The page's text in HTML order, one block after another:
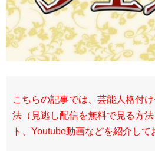
こちらの記事では、芸能人格付
法（見逃し配信を無料で見る方
ト、Youtube動画などを紹介して